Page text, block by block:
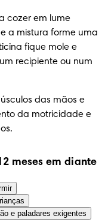
cozer em lume
a mistura forme uma
fique mole e
recipiente ou num
das mãos e
da motricidade e
meses em diante
e paladares exigentes